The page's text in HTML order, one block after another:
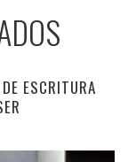
ESCRITURA